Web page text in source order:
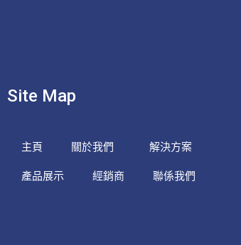
Site Map
主頁 關於我們 解決方案
產品展示 經銷商 聯係我們